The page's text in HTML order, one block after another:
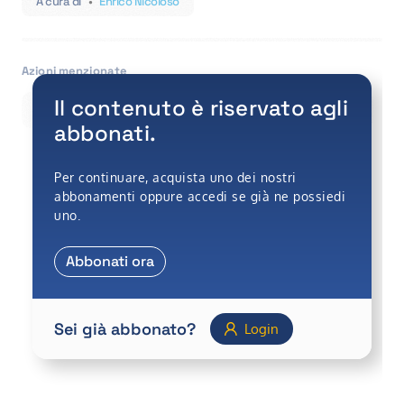
Azioni menzionate
BPER BANCA ENAV FILA
Il contenuto è riservato agli
abbonati.
Per continuare, acquista uno dei nostri
abbonamenti oppure accedi se già ne possiedi
uno.
Abbonati ora
Sei già abbonato? Login